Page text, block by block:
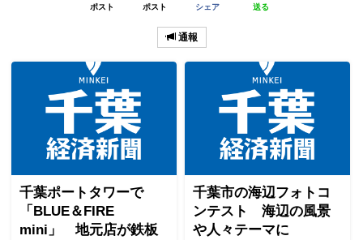
ポスト ポスト シェア 送る
通報
千葉ポートタワーで
「BLUE＆FIRE
mini」 地元店が鉄板
千葉市の海辺フォトコ
ンテスト 海辺の風景
や人々テーマに